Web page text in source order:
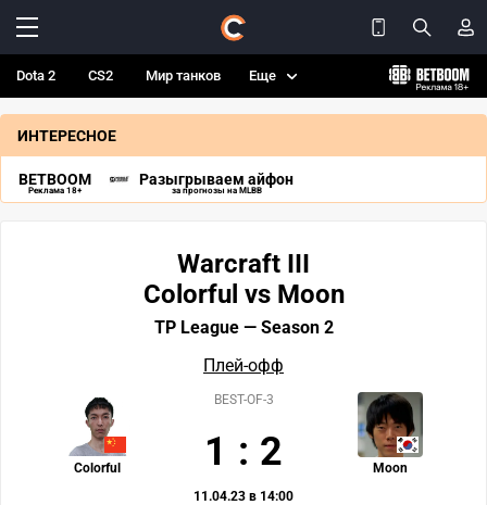
Dota 2 CS2 Мир танков Еще
ИНТЕРЕСНОЕ
BETBOOM
Реклама 18+
Разыгрываем айфон
за прогнозы на MLBB
Warcraft III
Colorful vs Moon
TP League — Season 2
Плей-офф
Colorful Moon
BEST-OF-3
1 : 2
11.04.23 в 14:00